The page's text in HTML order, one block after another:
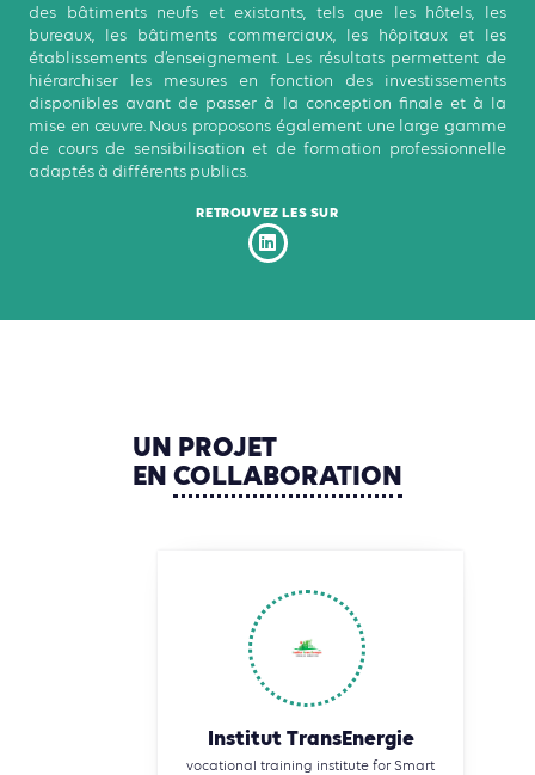
des bâtiments neufs et existants, tels que les hôtels, les
bureaux, les bâtiments commerciaux, les hôpitaux et les
établissements d’enseignement. Les résultats permettent de
hiérarchiser les mesures en fonction des investissements
disponibles avant de passer à la conception finale et à la
mise en œuvre. Nous proposons également une large gamme
de cours de sensibilisation et de formation professionnelle
adaptés à différents publics.
RETROUVEZ LES SUR
UN PROJET
EN COLLABORATION
Institut TransEnergie
vocational training institute for Smart